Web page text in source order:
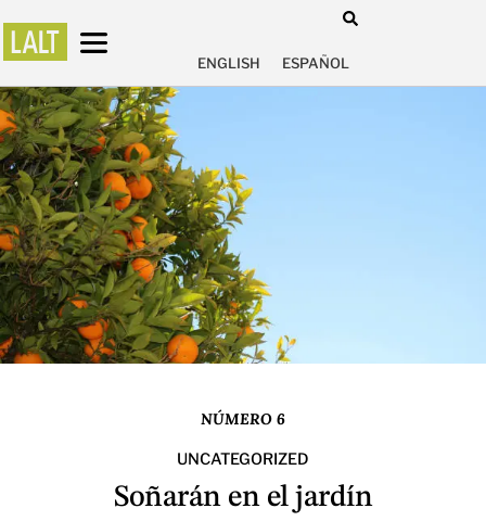
ENGLISH ESPAÑOL
NÚMERO 6
UNCATEGORIZED
Soñarán en el jardín